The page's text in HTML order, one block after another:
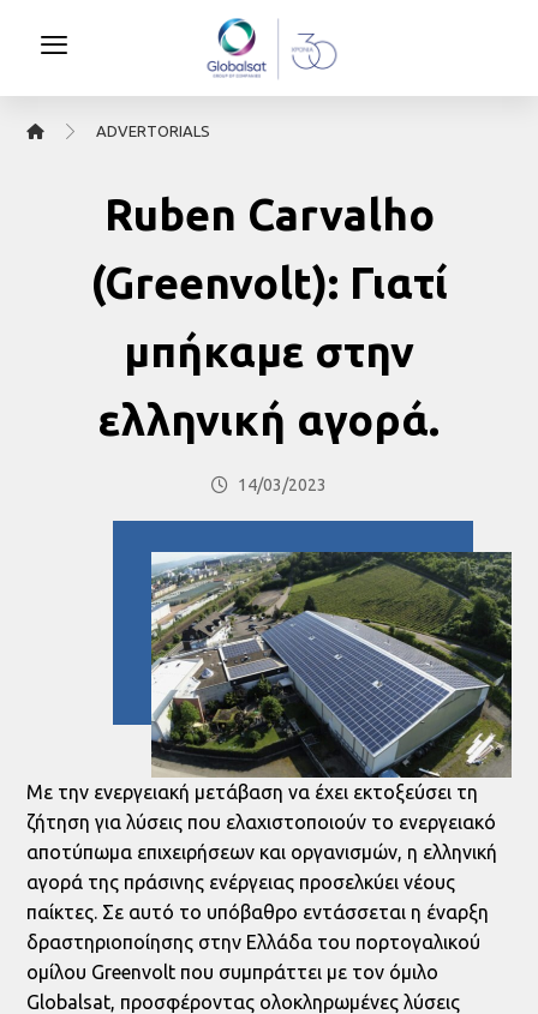
ΑDVERTORIALS
Ruben Carvalho
(Greenvolt): Γιατί
μπήκαμε στην
ελληνική αγορά.
14/03/2023
Με την ενεργειακή μετάβαση να έχει εκτοξεύσει τη
ζήτηση για λύσεις που ελαχιστοποιούν το ενεργειακό
αποτύπωμα επιχειρήσεων και οργανισμών, η ελληνική
αγορά της πράσινης ενέργειας προσελκύει νέους
παίκτες. Σε αυτό το υπόβαθρο εντάσσεται η έναρξη
δραστηριοποίησης στην Ελλάδα του πορτογαλικού
ομίλου Greenvolt που συμπράττει με τον όμιλο
Globalsat, προσφέροντας ολοκληρωμένες λύσεις